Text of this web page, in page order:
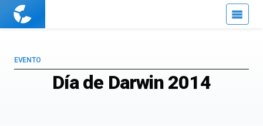
Cuaderno
Día de Darwin 2014
EVENTO